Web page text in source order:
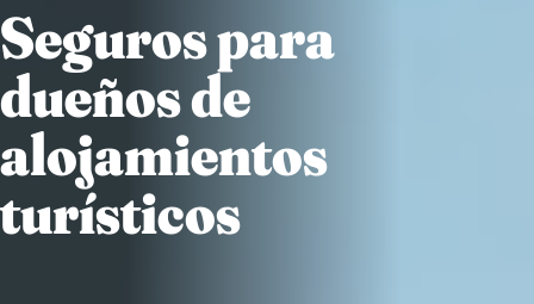
Seguros para
dueños de
alojamientos
turísticos